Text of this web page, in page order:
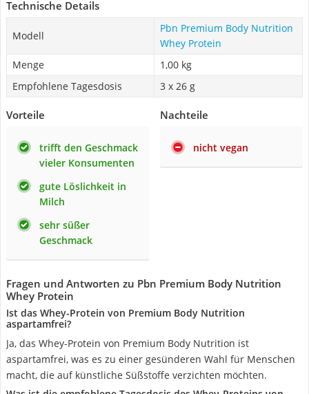
Technische Details
Modell
Pbn Premium Body Nutrition
Whey Protein
Menge
1,00 kg
Empfohlene Tagesdosis
3 x 26 g
Vorteile
trifft den Geschmack
vieler Konsumenten
gute Löslichkeit in
Milch
sehr süßer
Geschmack
Nachteile
nicht vegan
Fragen und Antworten zu Pbn Premium Body Nutrition
Whey Protein
Ist das Whey-Protein von Premium Body Nutrition
aspartamfrei?
Ja, das Whey-Protein von Premium Body Nutrition ist
aspartamfrei, was es zu einer gesünderen Wahl für Menschen
macht, die auf künstliche Süßstoffe verzichten möchten.